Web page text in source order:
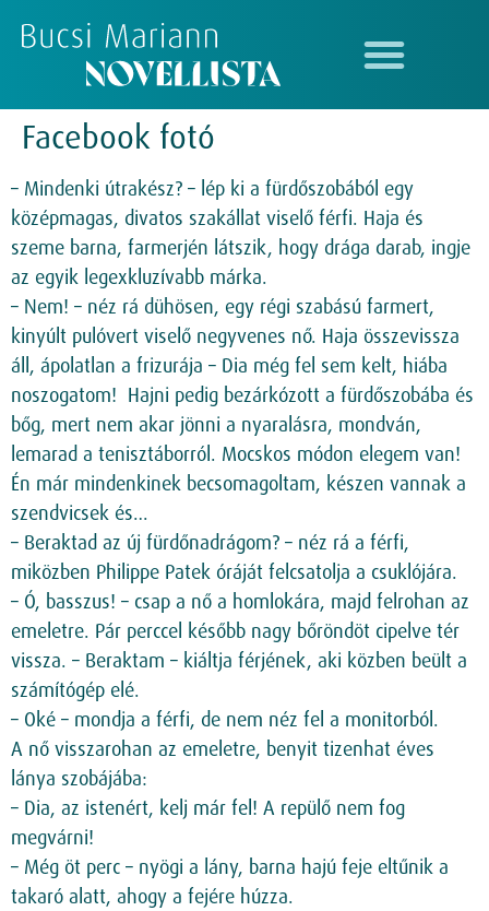
Facebook fotó
– Mindenki útrakész? – lép ki a fürdőszobából egy
középmagas, divatos szakállat viselő férfi. Haja és
szeme barna, farmerjén látszik, hogy drága darab, ingje
az egyik legexkluzívabb márka.
– Nem! – néz rá dühösen, egy régi szabású farmert,
kinyúlt pulóvert viselő negyvenes nő. Haja összevissza
áll, ápolatlan a frizurája – Dia még fel sem kelt, hiába
noszogatom! Hajni pedig bezárkózott a fürdőszobába és
bőg, mert nem akar jönni a nyaralásra, mondván,
lemarad a tenisztáborról. Mocskos módon elegem van!
Én már mindenkinek becsomagoltam, készen vannak a
szendvicsek és…
– Beraktad az új fürdőnadrágom? – néz rá a férfi,
miközben Philippe Patek óráját felcsatolja a csuklójára.
– Ó, basszus! – csap a nő a homlokára, majd felrohan az
emeletre. Pár perccel később nagy bőröndöt cipelve tér
vissza. – Beraktam – kiáltja férjének, aki közben beült a
számítógép elé.
– Oké – mondja a férfi, de nem néz fel a monitorból.
A nő visszarohan az emeletre, benyit tizenhat éves
lánya szobájába:
– Dia, az istenért, kelj már fel! A repülő nem fog
megvárni!
– Még öt perc – nyögi a lány, barna hajú feje eltűnik a
takaró alatt, ahogy a fejére húzza.